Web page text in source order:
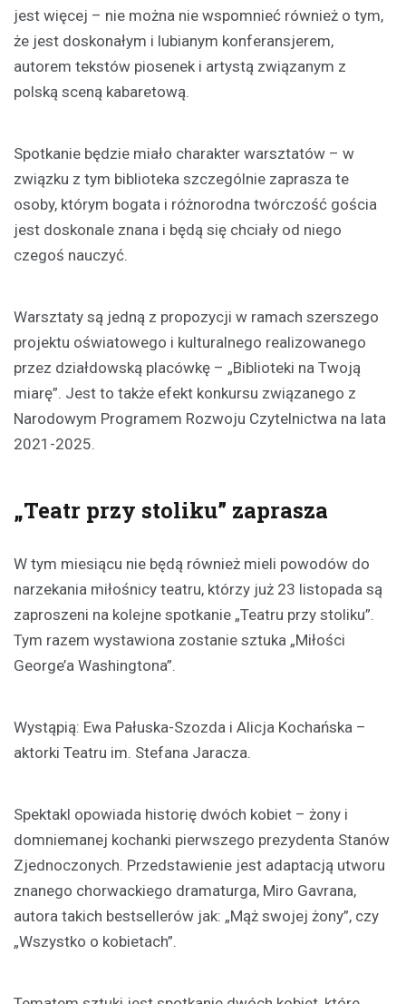
jest więcej – nie można nie wspomnieć również o tym,
że jest doskonałym i lubianym konferansjerem,
autorem tekstów piosenek i artystą związanym z
polską sceną kabaretową.
Spotkanie będzie miało charakter warsztatów – w
związku z tym biblioteka szczególnie zaprasza te
osoby, którym bogata i różnorodna twórczość gościa
jest doskonale znana i będą się chciały od niego
czegoś nauczyć.
Warsztaty są jedną z propozycji w ramach szerszego
projektu oświatowego i kulturalnego realizowanego
przez działdowską placówkę – „Biblioteki na Twoją
miarę”. Jest to także efekt konkursu związanego z
Narodowym Programem Rozwoju Czytelnictwa na lata
2021-2025.
„Teatr przy stoliku” zaprasza
W tym miesiącu nie będą również mieli powodów do
narzekania miłośnicy teatru, którzy już 23 listopada są
zaproszeni na kolejne spotkanie „Teatru przy stoliku”.
Tym razem wystawiona zostanie sztuka „Miłości
George’a Washingtona”.
Wystąpią: Ewa Pałuska-Szozda i Alicja Kochańska –
aktorki Teatru im. Stefana Jaracza.
Spektakl opowiada historię dwóch kobiet – żony i
domniemanej kochanki pierwszego prezydenta Stanów
Zjednoczonych. Przedstawienie jest adaptacją utworu
znanego chorwackiego dramaturga, Miro Gavrana,
autora takich bestsellerów jak: „Mąż swojej żony”, czy
„Wszystko o kobietach”.